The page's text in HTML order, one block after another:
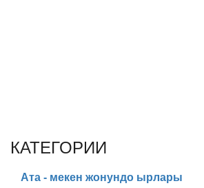
КАТЕГОРИИ
Ата - мекен жонундо ырлары